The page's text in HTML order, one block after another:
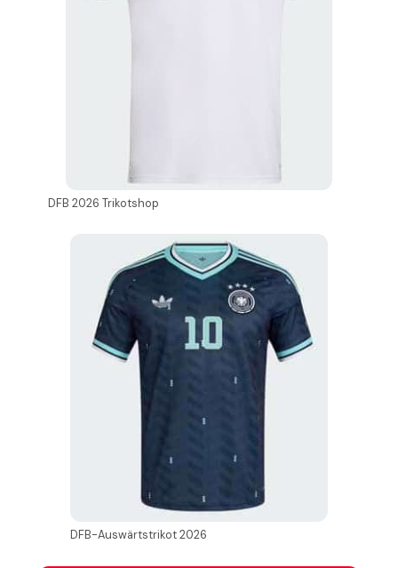
DFB 2026 Trikotshop
DFB-Auswärtstrikot 2026